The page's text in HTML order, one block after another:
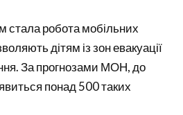
стала робота мобільних
дітям із зон евакуації
За прогнозами МОН, до
понад 500 таких